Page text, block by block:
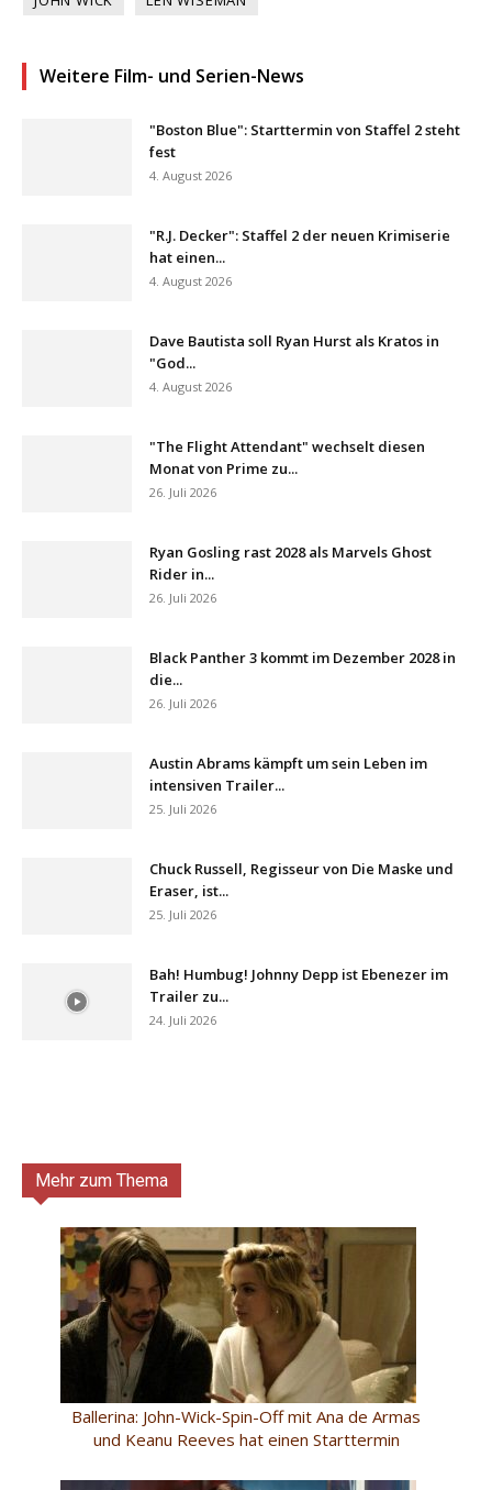
Weitere Film- und Serien-News
"Boston Blue": Starttermin von Staffel 2 steht
fest
4. August 2026
"R.J. Decker": Staffel 2 der neuen Krimiserie
hat einen...
4. August 2026
Dave Bautista soll Ryan Hurst als Kratos in
"God...
4. August 2026
"The Flight Attendant" wechselt diesen
Monat von Prime zu...
26. Juli 2026
Ryan Gosling rast 2028 als Marvels Ghost
Rider in...
26. Juli 2026
Black Panther 3 kommt im Dezember 2028 in
die...
26. Juli 2026
Austin Abrams kämpft um sein Leben im
intensiven Trailer...
25. Juli 2026
Chuck Russell, Regisseur von Die Maske und
Eraser, ist...
25. Juli 2026
Bah! Humbug! Johnny Depp ist Ebenezer im
Trailer zu...
24. Juli 2026
Mehr zum Thema
Ballerina: John-Wick-Spin-Off mit Ana de Armas
und Keanu Reeves hat einen Starttermin